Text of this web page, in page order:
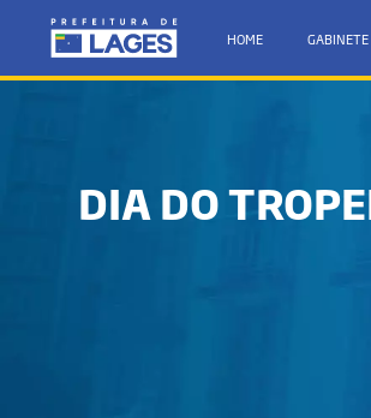
HOME GABINETE
DIA DO